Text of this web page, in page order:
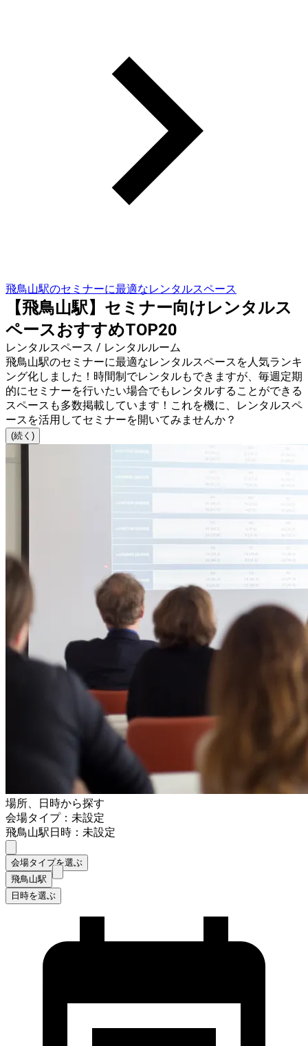
飛鳥山駅のセミナーに最適なレンタルスペース
【飛鳥山駅】セミナー向けレンタルス
ペースおすすめTOP20
レンタルスペース / レンタルルーム
飛鳥山駅のセミナーに最適なレンタルスペースを人気ランキ
ング化しました！時間制でレンタルもできますが、毎週定期
的にセミナーを行いたい場合でもレンタルすることができる
スペースも多数掲載しています！これを機に、レンタルスペ
ースを活用してセミナーを開いてみませんか？
(続く)
場所、日時から探す
会場タイプ：未設定
飛鳥山駅日時：未設定
会場タイプを選ぶ
飛鳥山駅
日時を選ぶ